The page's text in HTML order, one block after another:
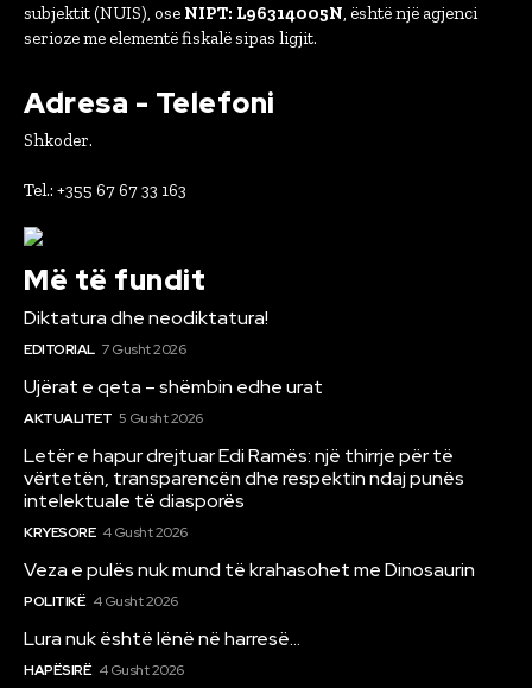
subjektit (NUIS), ose NIPT: L96314005N, është një agjenci
serioze me elementë fiskalë sipas ligjit.
Adresa - Telefoni
Shkoder.
Tel.: +355 67 67 33 163
Më të fundit
Diktatura dhe neodiktatura!
EDITORIAL 7 Gusht 2026
Ujërat e qeta – shëmbin edhe urat
AKTUALITET 5 Gusht 2026
Letër e hapur drejtuar Edi Ramës: një thirrje për të
vërtetën, transparencën dhe respektin ndaj punës
intelektuale të diasporës
KRYESORE 4 Gusht 2026
Veza e pulës nuk mund të krahasohet me Dinosaurin
POLITIKË 4 Gusht 2026
Lura nuk është lënë në harresë…
HAPËSIRË 4 Gusht 2026